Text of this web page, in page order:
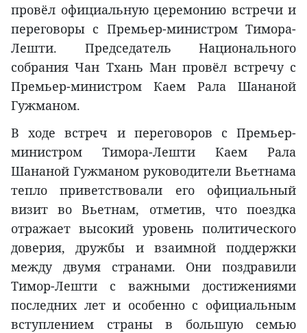
провёл официальную церемонию встречи и
переговоры с Премьер-министром Тимора-
Лешти. Председатель Национального
собрания Чан Тхань Ман провёл встречу с
Премьер-министром Каем Рала Шананой
Гужманом.
В ходе встреч и переговоров с Премьер-
министром Тимора-Лешти Каем Рала
Шананой Гужманом руководители Вьетнама
тепло приветствовали его официальный
визит во Вьетнам, отметив, что поездка
отражает высокий уровень политического
доверия, дружбы и взаимной поддержки
между двумя странами. Они поздравили
Тимор-Лешти с важными достижениями
последних лет и особенно с официальным
вступлением страны в большую семью